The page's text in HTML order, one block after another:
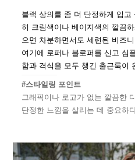
블랙 상의를 좀 더 단정하게 입
히 크림색이나 베이지색의 깔끔
으면 차분하면서도 세련된 비즈
여기에 로퍼나 블로퍼를 신고 심
함과 격식을 모두 챙긴 출근룩이
#스타일링 포인트
그래픽이나 로고가 없는 깔끔한
단정한 느낌을 살리는 데 중요하